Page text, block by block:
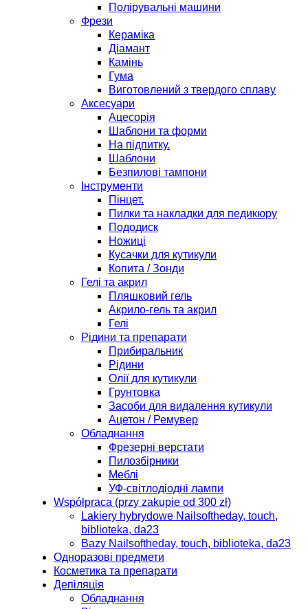
Полірувальні машини
Фрези
Кераміка
Діамант
Камінь
Гума
Виготовлений з твердого сплаву
Аксесуари
Ацесорія
Шаблони та форми
На підпитку.
Шаблони
Безпилові тампони
Інструменти
Пінцет.
Пилки та накладки для педикюру
Пододиск
Ножиці
Кусачки для кутикули
Копита / Зонди
Гелі та акрил
Пляшковий гель
Акрило-гель та акрил
Гелі
Рідини та препарати
Прибиральник
Рідини
Олії для кутикули
Грунтовка
Засоби для видалення кутикули
Ацетон / Ремувер
Обладнання
Фрезерні верстати
Пилозбірники
Меблі
УФ-світлодіодні лампи
Współpraca (przy zakupie od 300 zł)
Lakiery hybrydowe Nailsoftheday, touch,
biblioteka, da23
Bazy Nailsoftheday, touch, biblioteka, da23
Одноразові предмети
Косметика та препарати
Депіляція
Обладнання